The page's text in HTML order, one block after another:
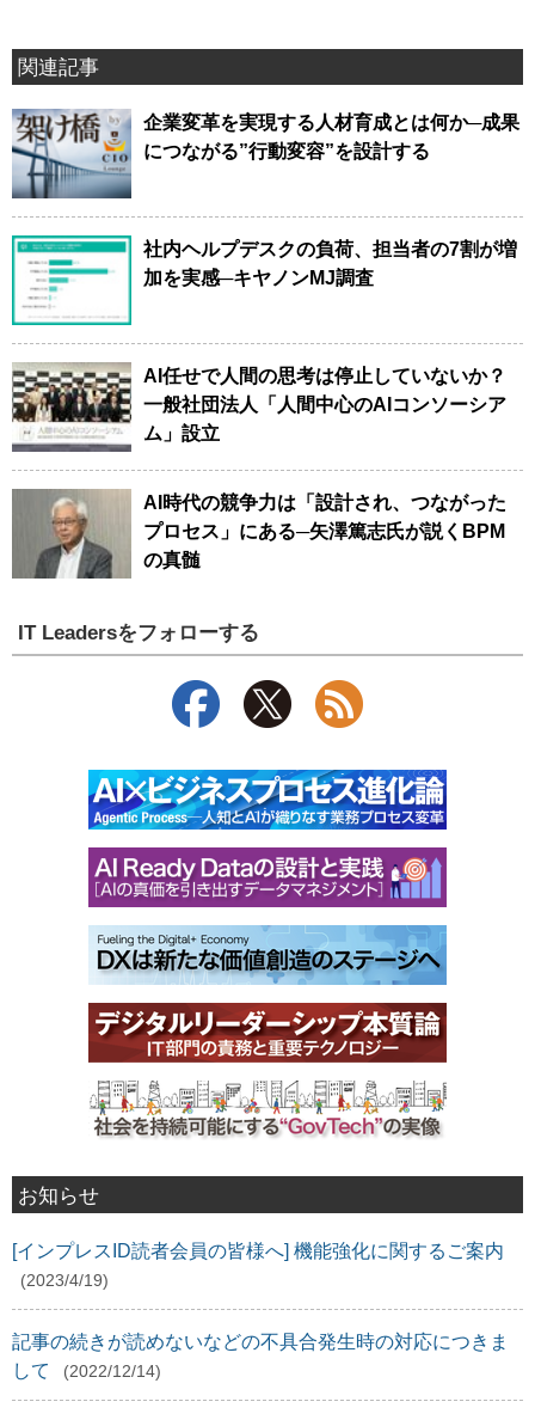
関連記事
企業変革を実現する人材育成とは何か─成果
につながる”行動変容”を設計する
社内ヘルプデスクの負荷、担当者の7割が増
加を実感─キヤノンMJ調査
AI任せで人間の思考は停止していないか？
一般社団法人「人間中心のAIコンソーシア
ム」設立
AI時代の競争力は「設計され、つながった
プロセス」にある─矢澤篤志氏が説くBPM
の真髄
IT Leadersをフォローする
お知らせ
[インプレスID読者会員の皆様へ] 機能強化に関するご案内
(2023/4/19)
記事の続きが読めないなどの不具合発生時の対応につきま
して
(2022/12/14)